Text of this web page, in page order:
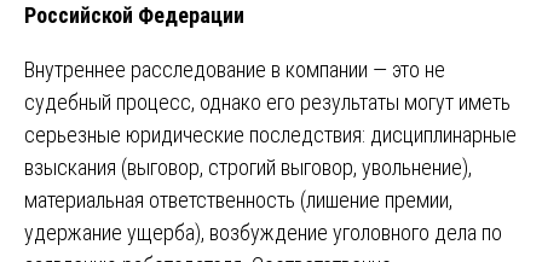
Российской Федерации
Внутреннее расследование в компании — это не
судебный процесс, однако его результаты могут иметь
серьезные юридические последствия: дисциплинарные
взыскания (выговор, строгий выговор, увольнение),
материальная ответственность (лишение премии,
удержание ущерба), возбуждение уголовного дела по